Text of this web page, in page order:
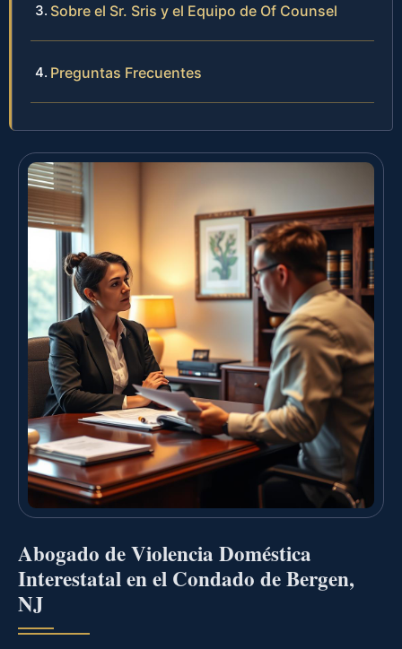
Sobre el Sr. Sris y el Equipo de Of Counsel
Preguntas Frecuentes
Abogado de Violencia Doméstica
Interestatal en el Condado de Bergen,
NJ